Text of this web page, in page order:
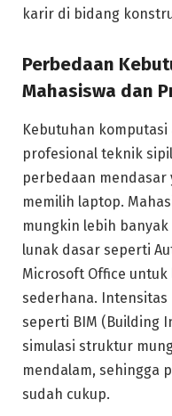
karir di bidang
Perbedaan
Mahasiswa dan
Kebutuhan
profesional teknik
perbedaan
memilih laptop.
mungkin lebih
lunak dasar seperti
Microsoft Office
sederhana.
seperti BIM (Building
simulasi struktur
mendalam, sehingga
sudah cukup.